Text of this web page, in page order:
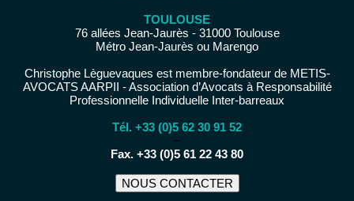
TOULOUSE
76 allées Jean-Jaurès - 31000 Toulouse
Métro Jean-Jaurès ou Marengo
Christophe Lèguevaques est membre-fondateur de METIS-
AVOCATS AARPII - Association d’Avocats à Responsabilité
Professionnelle Individuelle Inter-barreaux
Tél. +33 (0)5 62 30 91 52
−
Fax. +33 (0)5 61 22 43 80
NOUS CONTACTER